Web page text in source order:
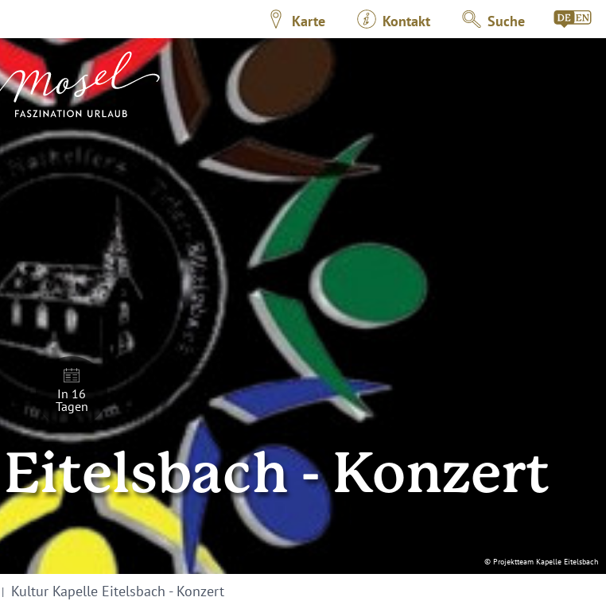
Karte Kontakt Suche
© Projektteam Kapelle Eitelsbach
In 16
Tagen
- Konzert
Kultur Kapelle Eitelsbach - Konzert